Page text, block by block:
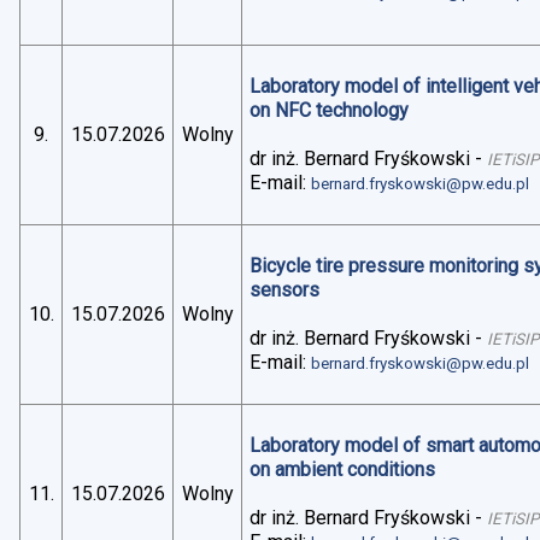
9. 15.07.2026 Wolny
Laboratory model of intelligent
on NFC technology
dr inż. Bernard Fryśkowski - IETiSIP
E-mail:bernard.fryskowski@pw.edu.pl
10. 15.07.2026 Wolny
Bicycle tire pressure monitoring
sensors
dr inż. Bernard Fryśkowski - IETiSIP
E-mail:bernard.fryskowski@pw.edu.pl
11. 15.07.2026 Wolny
Laboratory model of smart
on ambient conditions
dr inż. Bernard Fryśkowski - IETiSIP